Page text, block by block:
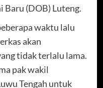
Baru (DOB) Luteng.
waktu lalu
akan
tidak terlalu lama.
pak wakil
Tengah untuk